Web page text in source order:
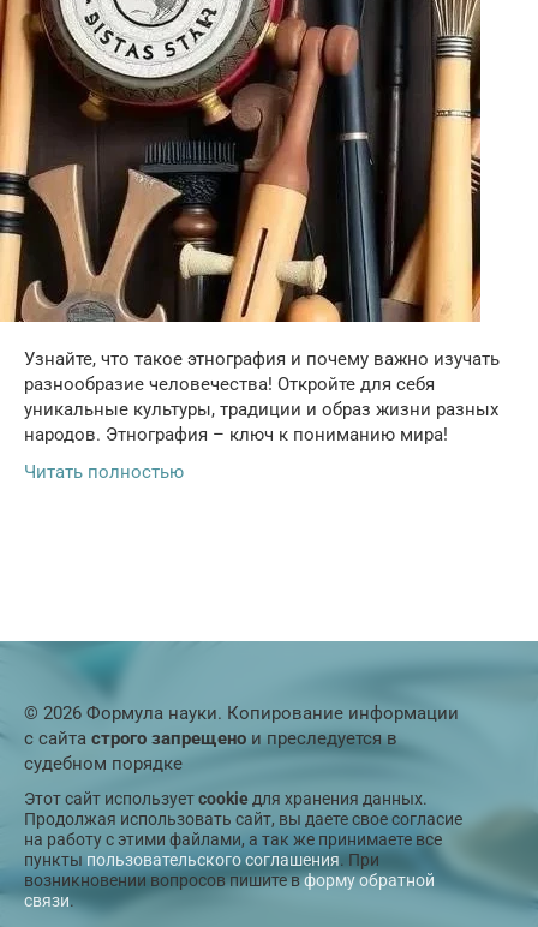
Узнайте, что такое этнография и почему важно изучать
разнообразие человечества! Откройте для себя
уникальные культуры, традиции и образ жизни разных
народов. Этнография – ключ к пониманию мира!
Читать полностью
© 2026 Формула науки. Копирование информации
с сайта строго запрещено и преследуется в
судебном порядке
Этот сайт используетcookie для хранения данных.
Продолжая использовать сайт, вы даете свое согласие
на работу с этими файлами, а так же принимаете все
пункты пользовательского соглашения. При
возникновении вопросов пишите вформу обратной
связи.